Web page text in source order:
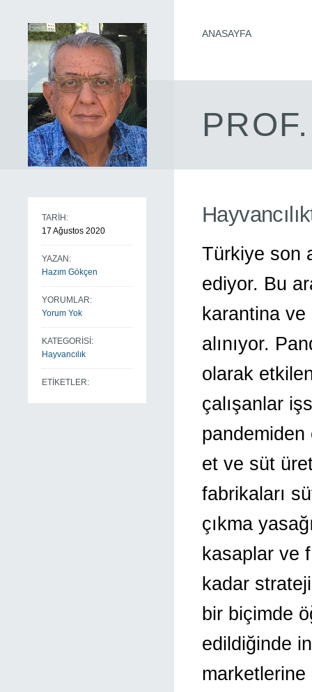
ANASAYFA
TARİH:
17 Ağustos 2020
YAZAN:
Hazım Gökçen
YORUMLAR:
Yorum Yok
KATEGORİSİ:
Hayvancılık
ETİKETLER:
Türkiye son
ediyor. Bu
karantina ve
alınıyor.
olarak
çalışanlar
et ve süt
fabrikaları
çıkma
kasaplar ve
kadar
bir biçimde
edildiğinde
marketlerine